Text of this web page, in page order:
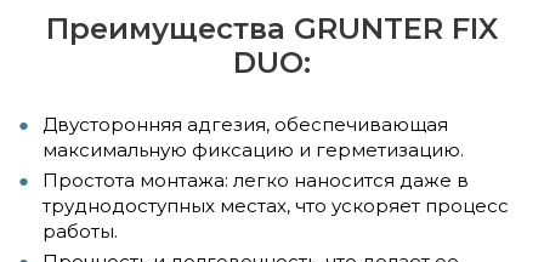
Преимущества GRUNTER FIX
DUO:
Двусторонняя адгезия, обеспечивающая
максимальную фиксацию и герметизацию.
Простота монтажа: легко наносится даже в
труднодоступных местах, что ускоряет процесс
работы.